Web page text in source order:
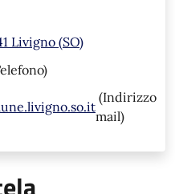
Livigno (SO)
(Indirizzo
mail)